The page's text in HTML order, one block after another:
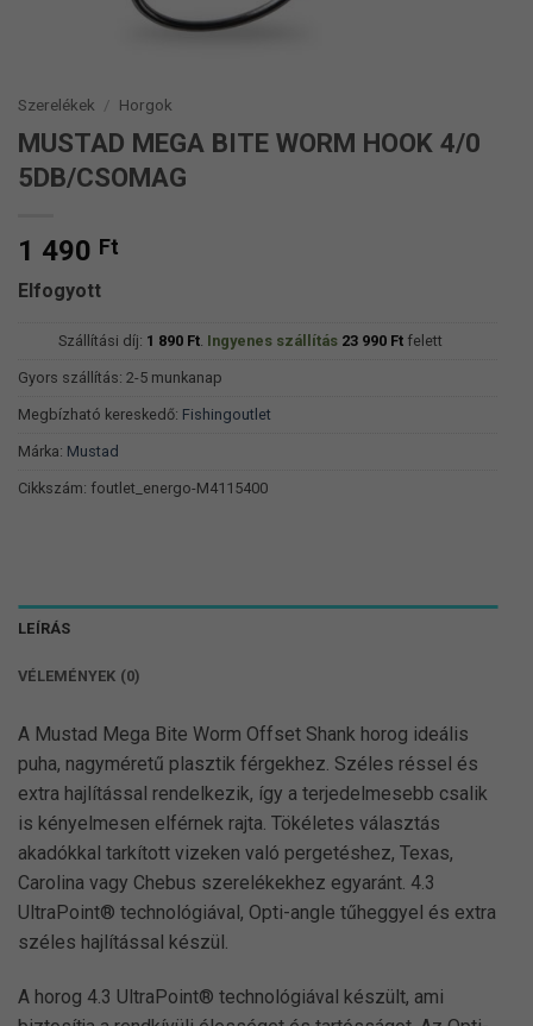
Szerelékek / Horgok
MUSTAD MEGA BITE WORM HOOK 4/0
5DB/CSOMAG
1 490 Ft
Elfogyott
Szállítási díj: 1 890 Ft. Ingyenes szállítás 23 990 Ftfelett
Gyors szállítás: 2-5 munkanap
Megbízható kereskedő: Fishingoutlet
Márka: Mustad
Cikkszám: foutlet_energo-M4115400
LEÍRÁS
VÉLEMÉNYEK (0)
A Mustad Mega Bite Worm Offset Shank horog ideális
puha, nagyméretű plasztik férgekhez. Széles réssel és
extra hajlítással rendelkezik, így a terjedelmesebb csalik
is kényelmesen elférnek rajta. Tökéletes választás
akadókkal tarkított vizeken való pergetéshez, Texas,
Carolina vagy Chebus szerelékekhez egyaránt. 4.3
UltraPoint® technológiával, Opti-angle tűheggyel és extra
széles hajlítással készül.
A horog 4.3 UltraPoint® technológiával készült, ami